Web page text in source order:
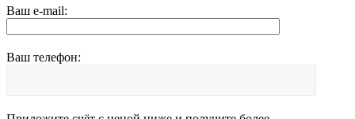
Ваш e-mail:
Ваш телефон: